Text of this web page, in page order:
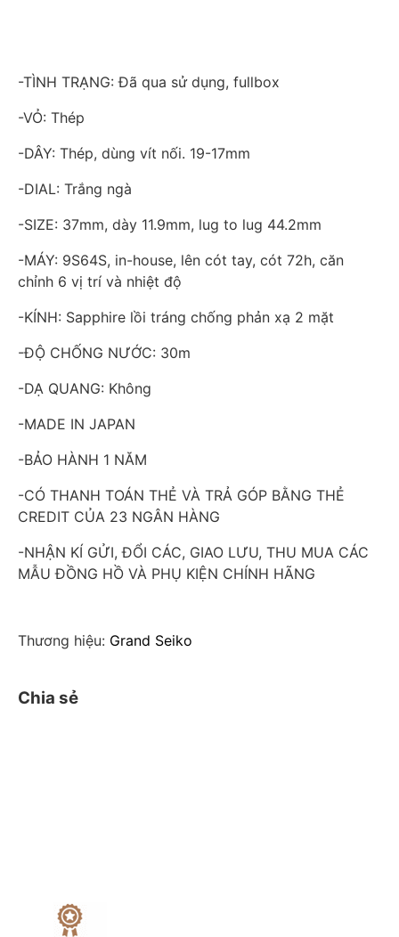
-TÌNH TRẠNG: Đã qua sử dụng, fullbox
-VỎ: Thép
-DÂY: Thép, dùng vít nối. 19-17mm
-DIAL: Trắng ngà
-SIZE: 37mm, dày 11.9mm, lug to lug 44.2mm
-MÁY: 9S64S, in-house, lên cót tay, cót 72h, căn
chỉnh 6 vị trí và nhiệt độ
-KÍNH: Sapphire lồi tráng chống phản xạ 2 mặt
-ĐỘ CHỐNG NƯỚC: 30m
-DẠ QUANG: Không
-MADE IN JAPAN
-BẢO HÀNH 1 NĂM
-CÓ THANH TOÁN THẺ VÀ TRẢ GÓP BẰNG THẺ
CREDIT CỦA 23 NGÂN HÀNG
-NHẬN KÍ GỬI, ĐỔI CÁC, GIAO LƯU, THU MUA CÁC
MẪU ĐỒNG HỒ VÀ PHỤ KIỆN CHÍNH HÃNG
Thương hiệu: Grand Seiko
Chia sẻ